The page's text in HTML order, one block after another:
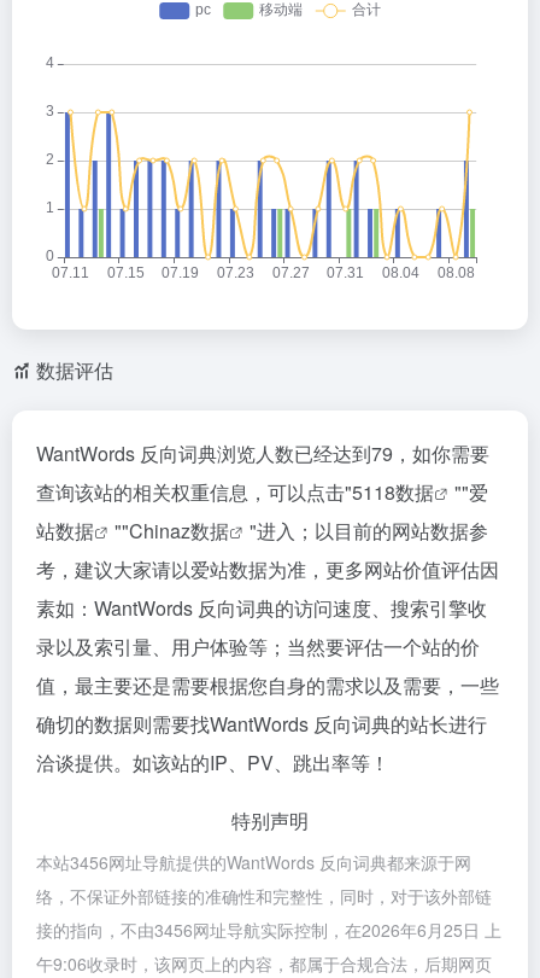
数据评估
WantWords 反向词典浏览人数已经达到79，如你需要
查询该站的相关权重信息，可以点击"5118数据 ""爱
站数据
""Chinaz数据
"进入；以目前的网站数据参
考，建议大家请以爱站数据为准，更多网站价值评估因
素如：WantWords 反向词典的访问速度、搜索引擎收
录以及索引量、用户体验等；当然要评估一个站的价
值，最主要还是需要根据您自身的需求以及需要，一些
确切的数据则需要找WantWords 反向词典的站长进行
洽谈提供。如该站的IP、PV、跳出率等！
特别声明
本站3456网址导航提供的WantWords 反向词典都来源于网
络，不保证外部链接的准确性和完整性，同时，对于该外部链
接的指向，不由3456网址导航实际控制，在2026年6月25日 上
午9:06收录时，该网页上的内容，都属于合规合法，后期网页